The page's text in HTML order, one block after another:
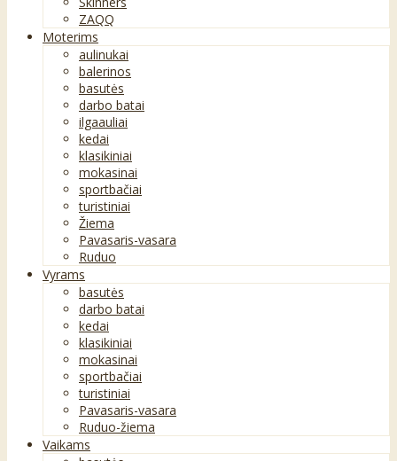
ZAQQ
Moterims
aulinukai
balerinos
basutės
darbo batai
ilgaauliai
kedai
klasikiniai
mokasinai
sportbačiai
turistiniai
Žiema
Pavasaris-vasara
Ruduo
Vyrams
basutės
darbo batai
kedai
klasikiniai
mokasinai
sportbačiai
turistiniai
Pavasaris-vasara
Ruduo-žiema
Vaikams